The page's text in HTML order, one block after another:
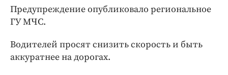
Бренд года
Предупреждение опубликовало региональное
ГУ МЧС.
Водителей просят снизить скорость и быть
аккуратнее на дорогах.